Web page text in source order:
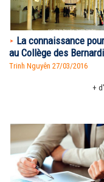
La connaissance
au Collège des
Trinh Nguyên 27/03/2016
+